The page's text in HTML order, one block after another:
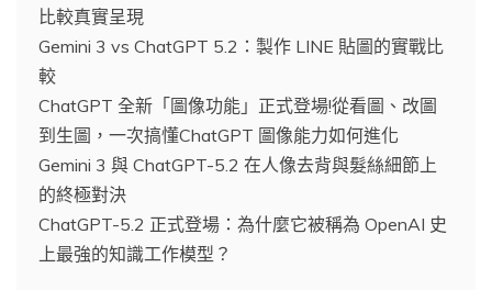
比較真實呈現
Gemini 3 vs ChatGPT 5.2：製作 LINE 貼圖的實戰比
較
ChatGPT 全新「圖像功能」正式登場!從看圖、改圖
到生圖，一次搞懂ChatGPT 圖像能力如何進化
Gemini 3 與 ChatGPT-5.2 在人像去背與髮絲細節上
的終極對決
ChatGPT-5.2 正式登場：為什麼它被稱為 OpenAI 史
上最強的知識工作模型？